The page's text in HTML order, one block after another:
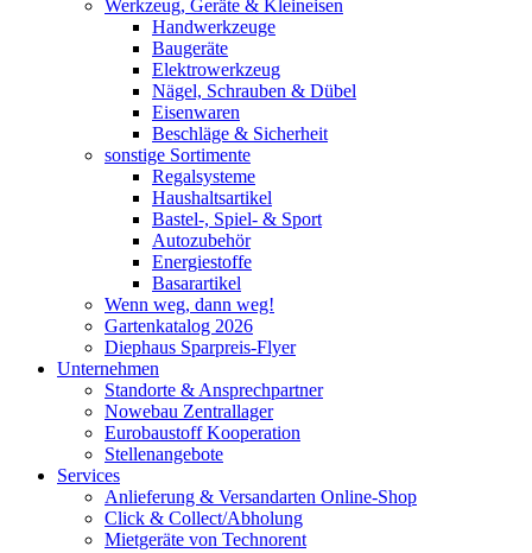
Werkzeug, Geräte & Kleineisen
Handwerkzeuge
Baugeräte
Elektrowerkzeug
Nägel, Schrauben & Dübel
Eisenwaren
Beschläge & Sicherheit
sonstige Sortimente
Regalsysteme
Haushaltsartikel
Bastel-, Spiel- & Sport
Autozubehör
Energiestoffe
Basarartikel
Wenn weg, dann weg!
Gartenkatalog 2026
Diephaus Sparpreis-Flyer
Unternehmen
Standorte & Ansprechpartner
Nowebau Zentrallager
Eurobaustoff Kooperation
Stellenangebote
Services
Anlieferung & Versandarten Online-Shop
Click & Collect/Abholung
Mietgeräte von Technorent